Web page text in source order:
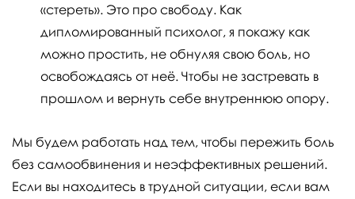
«стереть». Это про свободу. Как
дипломированный психолог, я покажу как
можно простить, не обнуляя свою боль, но
освобождаясь от неё. Чтобы не застревать в
прошлом и вернуть себе внутреннюю опору.
Мы будем работать над тем, чтобы пережить боль
без самообвинения и неэффективных решений.
Если вы находитесь в трудной ситуации, если вам